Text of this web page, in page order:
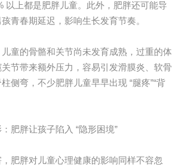
以上都是肥胖儿童。此外，肥胖还可能导
青春期延迟，影响生长发育节奏。
的骨骼和关节尚未发育成熟，过重的体
节带来额外压力，容易引发滑膜炎、软骨
侧弯，不少肥胖儿童早早出现 “腿疼”“背
胖让孩子陷入 “隐形困境”
胖对儿童心理健康的影响同样不容忽